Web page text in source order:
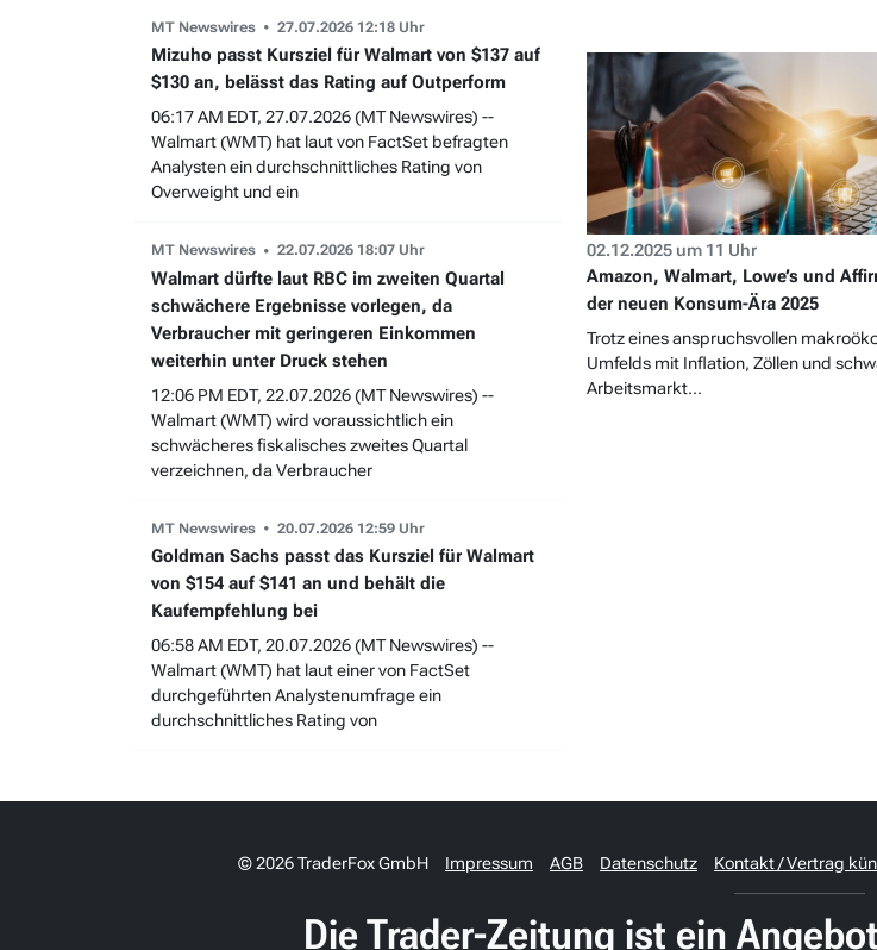
02.12.2025 um 11 Uhr
Amazon, Walmart, Lowe’s und
der neuen Konsum-Ära 2025
Trotz eines anspruchsvollen
Umfelds mit Inflation, Zöllen und
Arbeitsmarkt...
MT Newswires 27.07.2026 12:18 Uhr
Mizuho passt Kursziel für Walmart von $137 auf
$130 an, belässt das Rating auf Outperform
06:17 AM EDT, 27.07.2026 (MT Newswires) --
Walmart (WMT) hat laut von FactSet befragten
Analysten ein durchschnittliches Rating von
Overweight und ein
MT Newswires 22.07.2026 18:07 Uhr
Walmart dürfte laut RBC im zweiten Quartal
schwächere Ergebnisse vorlegen, da
Verbraucher mit geringeren Einkommen
weiterhin unter Druck stehen
12:06 PM EDT, 22.07.2026 (MT Newswires) --
Walmart (WMT) wird voraussichtlich ein
schwächeres fiskalisches zweites Quartal
verzeichnen, da Verbraucher
MT Newswires 20.07.2026 12:59 Uhr
Goldman Sachs passt das Kursziel für Walmart
von $154 auf $141 an und behält die
Kaufempfehlung bei
06:58 AM EDT, 20.07.2026 (MT Newswires) --
Walmart (WMT) hat laut einer von FactSet
durchgeführten Analystenumfrage ein
durchschnittliches Rating von
© 2026 TraderFox GmbH Impressum AGB Datenschutz Kontakt / Vertrag
Die Trader-Zeitung ist ein